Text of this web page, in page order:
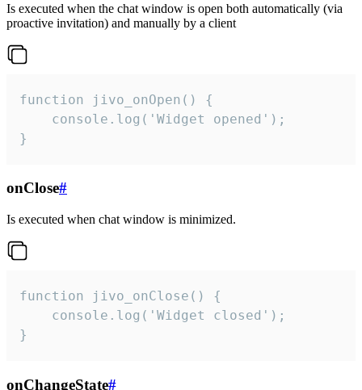
Is executed when the chat window is open both automatically (via
proactive invitation) and manually by a client
function jivo_onOpen() {
    console.log('Widget opened');
}
onClose#
Is executed when chat window is minimized.
function jivo_onClose() {
    console.log('Widget closed');
}
onChangeState#